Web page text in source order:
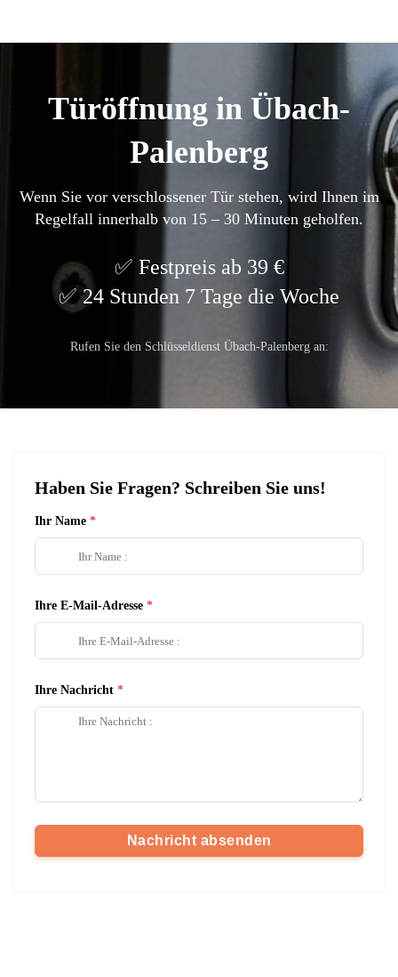
Türöffnung in Übach-
Palenberg
Wenn Sie vor verschlossener Tür stehen, wird Ihnen im
Regelfall innerhalb von 15 – 30 Minuten geholfen.
Festpreis ab 39 €
24 Stunden 7 Tage die Woche
Rufen Sie den Schlüsseldienst Übach-Palenberg an:
Haben Sie Fragen? Schreiben Sie uns!
Ihr Name
Ihre E-Mail-Adresse
Ihre Nachricht
Nachricht absenden